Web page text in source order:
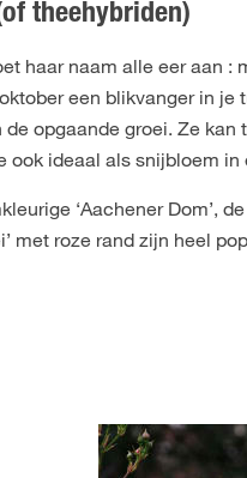
theehybriden)
haar naam alle eer aan :
een blikvanger in je
de opgaande groei. Ze
ook ideaal als snijbloem in
‘Aachener Dom’,
met roze rand zijn heel